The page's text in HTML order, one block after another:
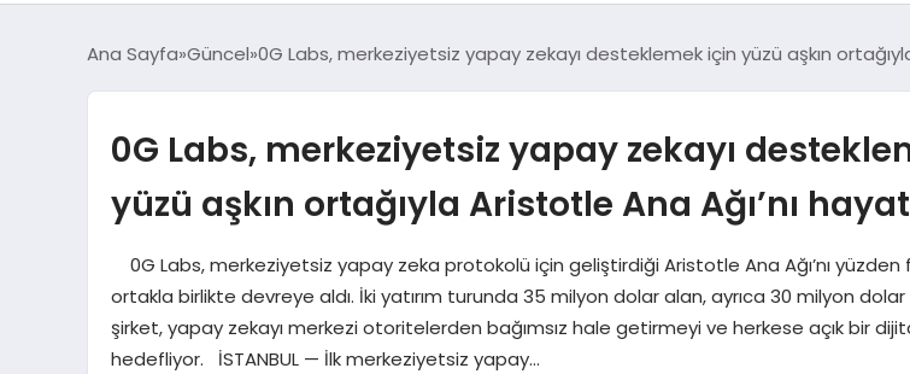
Ana Sayfa Güncel 0G Labs, merkeziyetsiz yapay zekayı desteklemek için yüzü aşkın
0G Labs, merkeziyetsiz yapay zekayı
yüzü aşkın ortağıyla Aristotle Ana Ağı’nı
0G Labs, merkeziyetsiz yapay zeka protokolü için geliştirdiği Aristotle Ana Ağı’nı yüzden
ortakla birlikte devreye aldı. İki yatırım turunda 35 milyon dolar alan, ayrıca 30 milyon
şirket, yapay zekayı merkezi otoritelerden bağımsız hale getirmeyi ve herkese açık bir
hedefliyor. İSTANBUL — İlk merkeziyetsiz yapay…